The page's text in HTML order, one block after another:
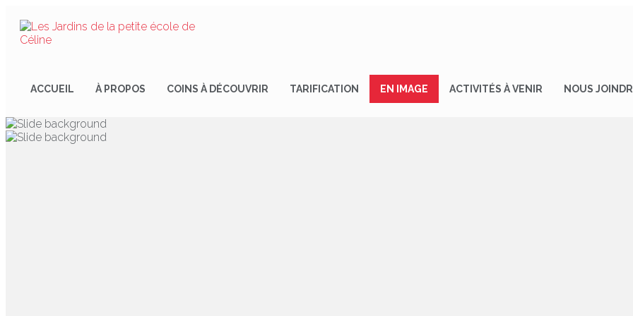
ACCUEIL À PROPOS COINS À DÉCOUVRIR TARIFICATION EN IMAGE ACTIVITÉS À VENIR NOUS